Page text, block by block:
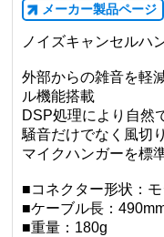
メーカー製品ページ
ノイズキャンセルハ
外部からの雑音を軽
ル機能搭載
DSP処理により自然
騒音だけでなく風切
マイクハンガーを標
■コネクター形状：
■ケーブル長：
■重量：180g